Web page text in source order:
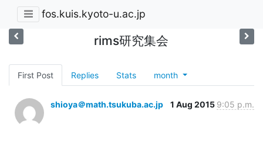
fos.kuis.kyoto-u.ac.jp
rims研究集会
First Post Replies Stats month
shioya＠math.tsukuba.ac.jp 1 Aug 2015 9:05 p.m.